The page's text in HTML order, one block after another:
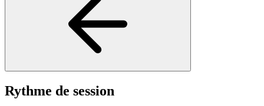
Rythme de session